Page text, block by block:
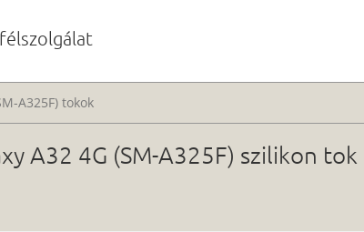
A325F) tokok
A32 4G (SM-A325F) szilikon